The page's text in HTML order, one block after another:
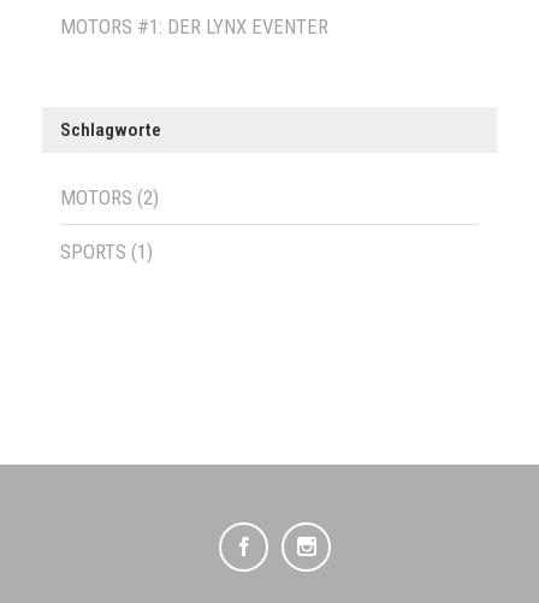
MOTORS #1: DER LYNX EVENTER
Schlagworte
MOTORS (2)
SPORTS (1)